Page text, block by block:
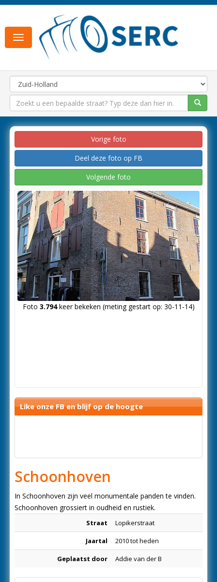
Toggle
navigation
Vorige foto
Deel deze foto op FB
Volgende foto
Foto 3.794keer bekeken (meting gestart op: 30-11-14)
Like onze FB en blijf op de hoogte
Schoonhoven
In Schoonhoven zijn veel monumentale panden te vinden.
Schoonhoven grossiert in oudheid en rustiek.
Straat Lopikerstraat
Jaartal 2010 tot heden
Geplaatst door Addie van der B